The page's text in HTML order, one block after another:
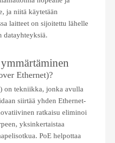
ja niitä käytetään
laitteet on sijoitettu lähelle
datayhteyksiä.
Ethernet)?
on tekniikka, jonka avulla
siirtää yhden Ethernet-
ratkaisu eliminoi
yksinkertaistaa
PoE helpottaa